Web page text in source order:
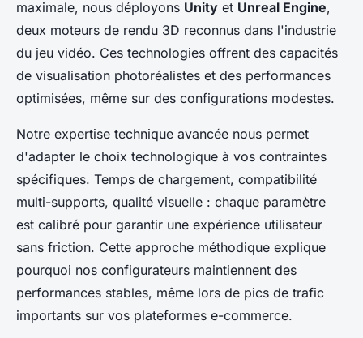
maximale, nous déployons Unity et Unreal Engine,
deux moteurs de rendu 3D reconnus dans l'industrie
du jeu vidéo. Ces technologies offrent des capacités
de visualisation photoréalistes et des performances
optimisées, même sur des configurations modestes.
Notre expertise technique avancée nous permet
d'adapter le choix technologique à vos contraintes
spécifiques. Temps de chargement, compatibilité
multi-supports, qualité visuelle : chaque paramètre
est calibré pour garantir une expérience utilisateur
sans friction. Cette approche méthodique explique
pourquoi nos configurateurs maintiennent des
performances stables, même lors de pics de trafic
importants sur vos plateformes e-commerce.